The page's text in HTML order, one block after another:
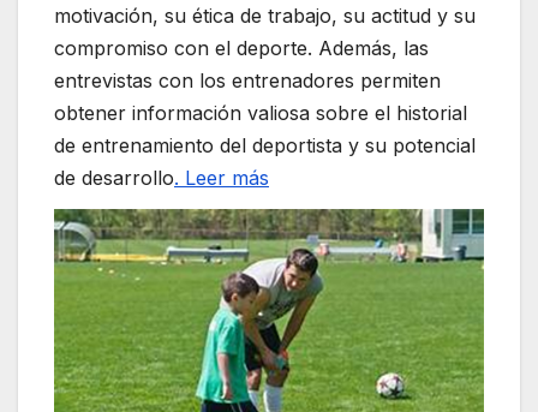
motivación, su ética de trabajo, su actitud y su
compromiso con el deporte. Además, las
entrevistas con los entrenadores permiten
obtener información valiosa sobre el historial
de entrenamiento del deportista y su potencial
de desarrollo. Leer más